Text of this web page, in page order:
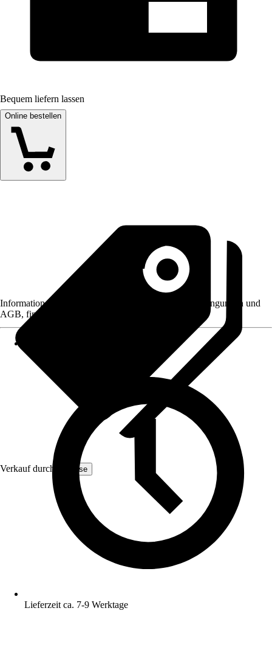
Bequem liefern lassen
Online bestellen
Verkauf durch: Yulisse
Informationen des Verkäufers, wie z. B. Rückgabebedingungen und
AGB, finden Sie bei Klick auf den Verkäufernamen.
Lieferzeit ca. 7-9 Werktage